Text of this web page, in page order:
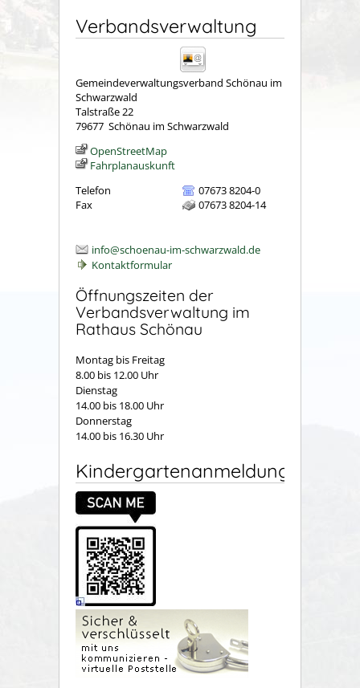
Verbandsverwaltung
Gemeindeverwaltungsverband Schönau im
Schwarzwald
Talstraße 22
79677 Schönau im Schwarzwald
OpenStreetMap
Fahrplanauskunft
Telefon
07673 8204-0
Fax
07673 8204-14
info@schoenau-im-schwarzwald.de
Kontaktformular
Öffnungszeiten der
Verbandsverwaltung im
Rathaus Schönau
Montag bis Freitag
8.00 bis 12.00 Uhr
Dienstag
14.00 bis 18.00 Uhr
Donnerstag
14.00 bis 16.30 Uhr
Kindergartenanmeldung